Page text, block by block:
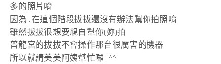
多的照片唷
因為…在這個階段拔拔還沒有辦法幫你拍照唷
雖然拔拔很想要親自幫你(妳)拍
普龍宮的拔拔不會操作那台很厲害的機器
所以就請美美阿姨幫忙囉~^^